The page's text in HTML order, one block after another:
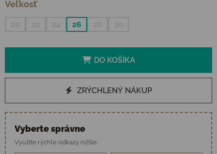
Veľkosť
26
DO KOŠÍKA
ZRÝCHLENÝ NÁKUP
Vyberte správne
Využite rýchle odkazy nižšie.